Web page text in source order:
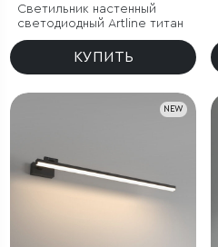
Светильник настенный
светодиодный Artline титан
КУПИТЬ
NEW